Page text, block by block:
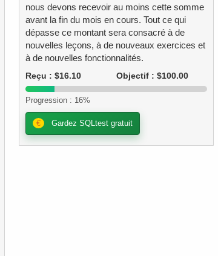
nous devons recevoir au moins cette somme
avant la fin du mois en cours. Tout ce qui
dépasse ce montant sera consacré à de
nouvelles leçons, à de nouveaux exercices et
à de nouvelles fonctionnalités.
Reçu : $16.10
Objectif : $100.00
Progression : 16%
€ Gardez SQLtest gratuit